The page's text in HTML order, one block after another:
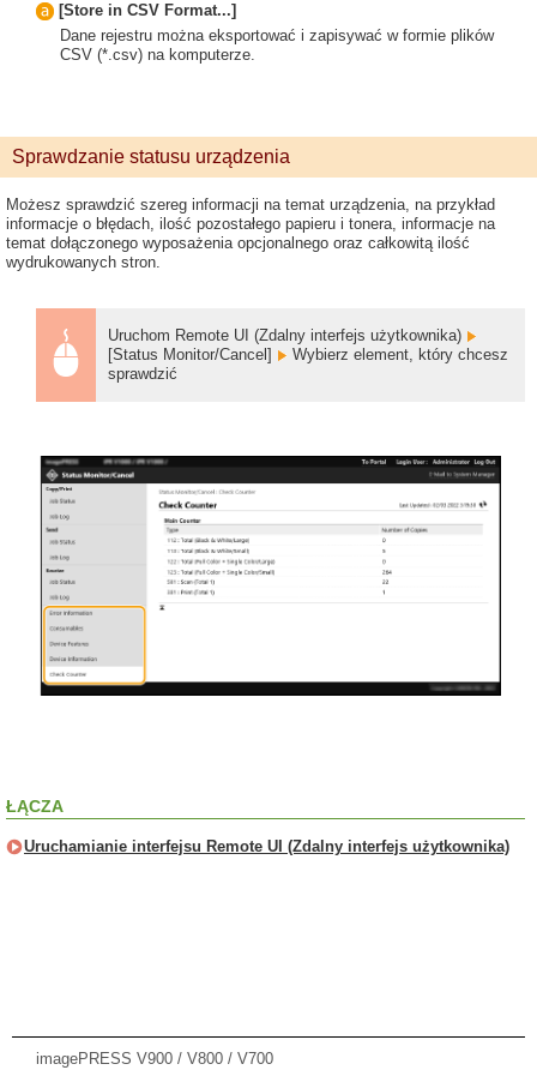
[Store in CSV Format...]
Dane rejestru można eksportować i zapisywać w formie plików
CSV (*.csv) na komputerze.
Sprawdzanie statusu urządzenia
Możesz sprawdzić szereg informacji na temat urządzenia, na przykład
informacje o błędach, ilość pozostałego papieru i tonera, informacje na
temat dołączonego wyposażenia opcjonalnego oraz całkowitą ilość
wydrukowanych stron.
Uruchom Remote UI (Zdalny interfejs użytkownika)
[Status Monitor/Cancel]
Wybierz element, który chcesz
sprawdzić
ŁĄCZA
Uruchamianie interfejsu Remote UI (Zdalny interfejs użytkownika)
imagePRESS V900 / V800 / V700